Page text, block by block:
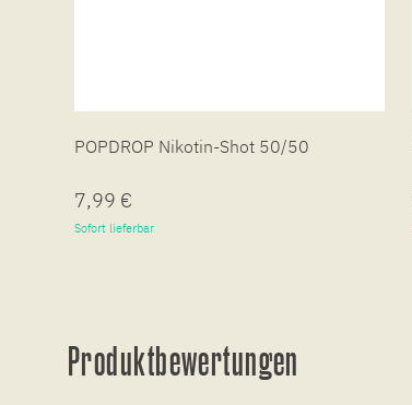
POPDROP Nikotin-Shot 50/50
7,99 €
Sofort lieferbar
Produktbewertungen